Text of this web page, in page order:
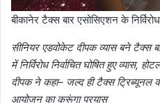
बीकानेर टैक्स बार एसोसिएशन के
सीनियर एडवोकेट दीपक व्यास बने टैक्स
में निर्विरोध निर्वाचित घोषित हुए व्यास,
दीपक ने कहा– जल्द ही टैक्स ट्रिब्यूनल
आयोजन का करूंगा प्रयास